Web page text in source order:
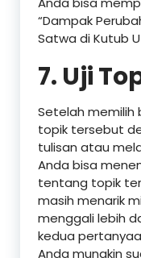
“Dampak
Satwa di Kutub
7. Uji
Setelah memilih
topik tersebut
tulisan atau
Anda bisa
tentang topik
masih menarik
menggali lebih
kedua
Anda mungkin